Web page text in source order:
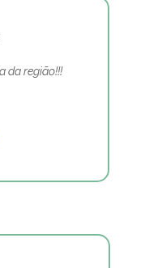
da região!!!